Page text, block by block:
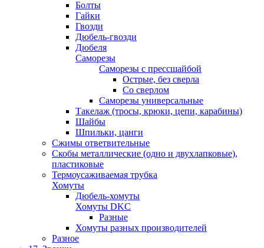
Болты
Гайки
Гвозди
Дюбель-гвозди
Дюбеля
Саморезы
Саморезы с прессшайбой
Острые, без сверла
Со сверлом
Саморезы универсальные
Такелаж (тросы, крюки, цепи, карабины)
Шайбы
Шпильки, цанги
Сжимы ответвительные
Скобы металлические (одно и двухлапковые),
пластиковые
Термоусаживаемая трубка
Хомуты
Дюбель-хомуты
Хомуты DKC
Разные
Хомуты разных производителей
Разное